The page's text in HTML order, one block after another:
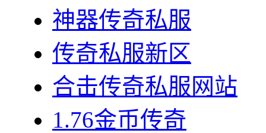
神器传奇私服
传奇私服新区
合击传奇私服网站
1.76金币传奇